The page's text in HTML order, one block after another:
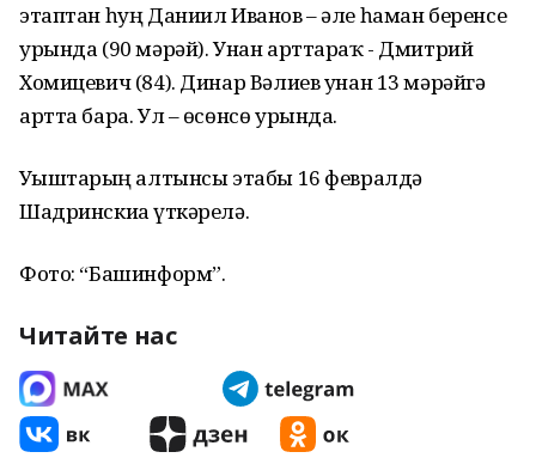
этаптан һуң Даниил Иванов – әле һаман беренсе
урында (90 мәрәй). Унан арттараҡ - Дмитрий
Хомицевич (84). Динар Вәлиев унан 13 мәрәйгә
артта бара. Ул – өсөнсө урында.
Уҙыштарҙың алтынсы этабы 16 февралдә
Шадринскиҙа үткәрелә.
Фото: “Башинформ”.
Читайте нас